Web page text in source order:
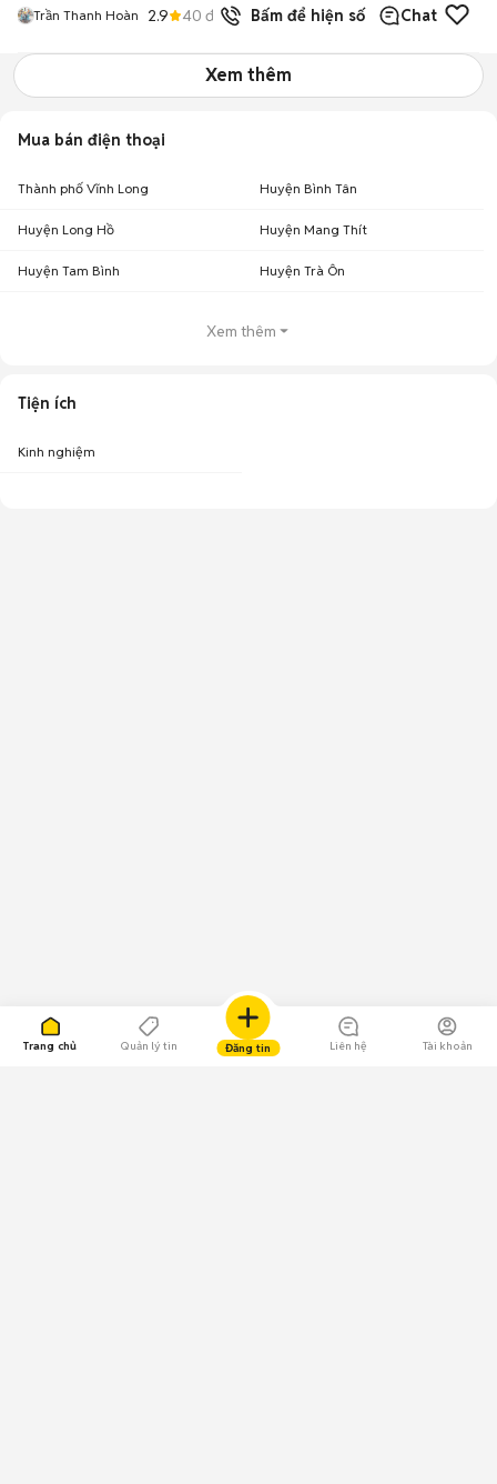
Trang chủ Quản lý tin Đăng tin Liên hệ Tài khoản
Trần Thanh Hoàn 2.9 40 đã bánBấm để hiện số Chat
Xem thêm
Mua bán điện thoại
Thành phố Vĩnh Long Huyện Bình Tân
Huyện Long Hồ Huyện Mang Thít
Huyện Tam Bình Huyện Trà Ôn
Xem thêm
Tiện ích
Kinh nghiệm